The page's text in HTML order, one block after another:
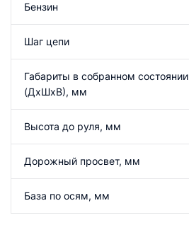
Бензин
Шаг цепи
Габариты в собранном состоянии
(ДхШхВ), мм
Высота до руля, мм
Дорожный просвет, мм
База по осям, мм